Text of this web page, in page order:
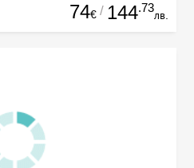
74€ / 144.73
лв.